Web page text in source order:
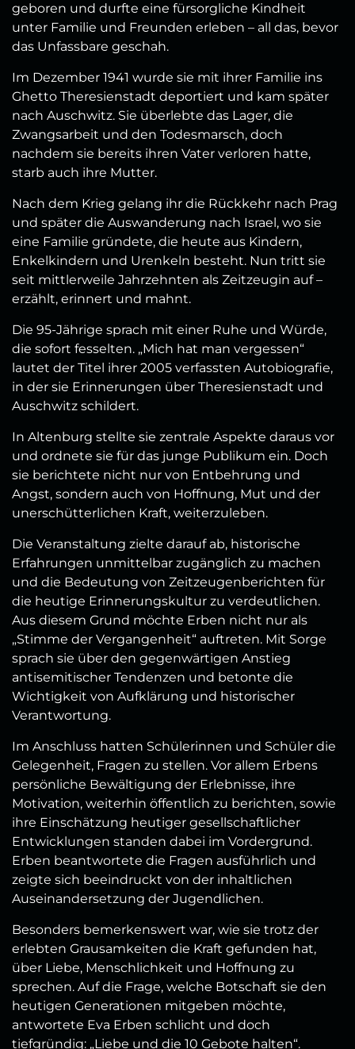
geboren und durfte eine fürsorgliche Kindheit
unter Familie und Freunden erleben – all das, bevor
das Unfassbare geschah.
Im Dezember 1941 wurde sie mit ihrer Familie ins
Ghetto Theresienstadt deportiert und kam später
nach Auschwitz. Sie überlebte das Lager, die
Zwangsarbeit und den Todesmarsch, doch
nachdem sie bereits ihren Vater verloren hatte,
starb auch ihre Mutter.
Nach dem Krieg gelang ihr die Rückkehr nach Prag
und später die Auswanderung nach Israel, wo sie
eine Familie gründete, die heute aus Kindern,
Enkelkindern und Urenkeln besteht. Nun tritt sie
seit mittlerweile Jahrzehnten als Zeitzeugin auf –
erzählt, erinnert und mahnt.
Die 95-Jährige sprach mit einer Ruhe und Würde,
die sofort fesselten. „Mich hat man vergessen“
lautet der Titel ihrer 2005 verfassten Autobiografie,
in der sie Erinnerungen über Theresienstadt und
Auschwitz schildert.
In Altenburg stellte sie zentrale Aspekte daraus vor
und ordnete sie für das junge Publikum ein. Doch
sie berichtete nicht nur von Entbehrung und
Angst, sondern auch von Hoffnung, Mut und der
unerschütterlichen Kraft, weiterzuleben.
Die Veranstaltung zielte darauf ab, historische
Erfahrungen unmittelbar zugänglich zu machen
und die Bedeutung von Zeitzeugenberichten für
die heutige Erinnerungskultur zu verdeutlichen.
Aus diesem Grund möchte Erben nicht nur als
„Stimme der Vergangenheit“ auftreten. Mit Sorge
sprach sie über den gegenwärtigen Anstieg
antisemitischer Tendenzen und betonte die
Wichtigkeit von Aufklärung und historischer
Verantwortung.
Im Anschluss hatten Schülerinnen und Schüler die
Gelegenheit, Fragen zu stellen. Vor allem Erbens
persönliche Bewältigung der Erlebnisse, ihre
Motivation, weiterhin öffentlich zu berichten, sowie
ihre Einschätzung heutiger gesellschaftlicher
Entwicklungen standen dabei im Vordergrund.
Erben beantwortete die Fragen ausführlich und
zeigte sich beeindruckt von der inhaltlichen
Auseinandersetzung der Jugendlichen.
Besonders bemerkenswert war, wie sie trotz der
erlebten Grausamkeiten die Kraft gefunden hat,
über Liebe, Menschlichkeit und Hoffnung zu
sprechen. Auf die Frage, welche Botschaft sie den
heutigen Generationen mitgeben möchte,
antwortete Eva Erben schlicht und doch
tiefgründig: „Liebe und die 10 Gebote halten“.